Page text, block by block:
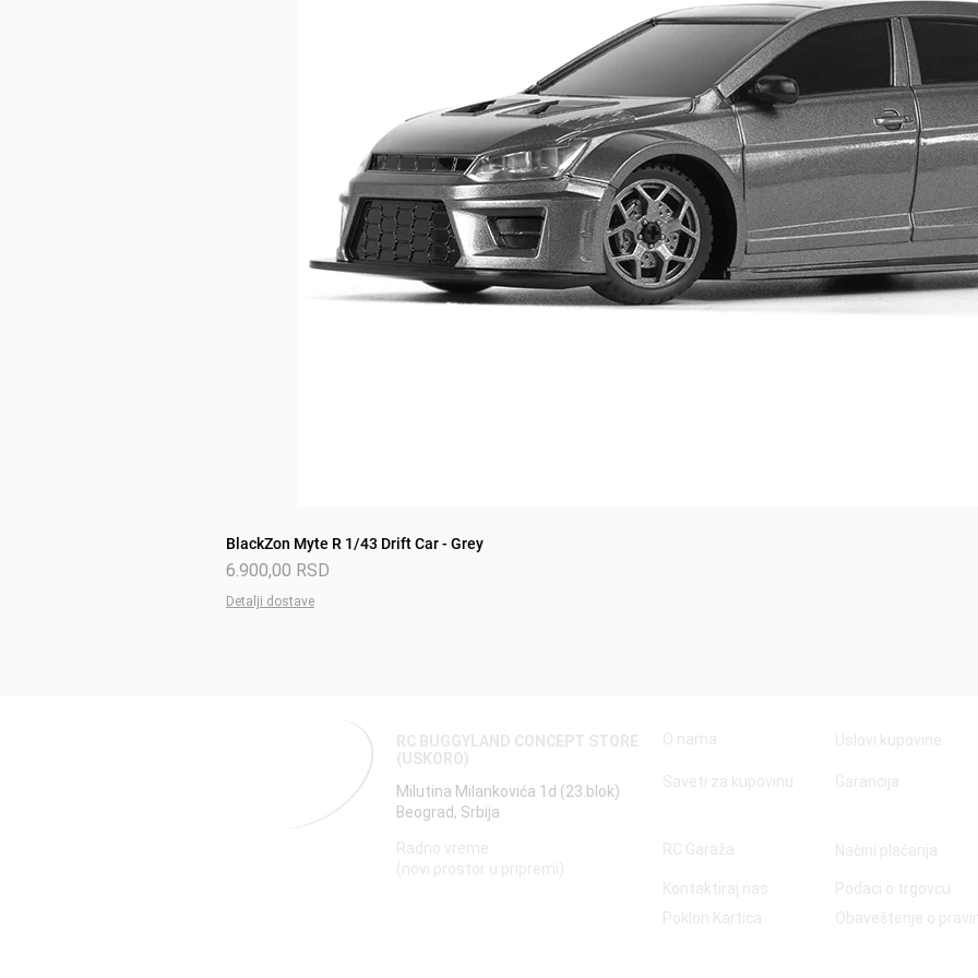
BlackZon Myte R 1/43 Drift Car - Grey
Price
6.900,00 RSD
Detalji dostave
RC BUGGYLAND CONCEPT STORE
(USKORO)
Milutina Milankovića 1d (23.blok)
Beograd, Srbija
Radno vreme
(novi prostor u pripremi)
O nama
Saveti za kupovinu
RC Garaža
Kontaktiraj nas
Poklon Kartica
Uslovi kupovine
Garancija
Načini plaćanja
Podaci o trgovcu
Obaveštenje o